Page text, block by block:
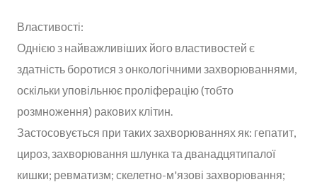
Властивості:
Однією з найважливіших його властивостей є
здатність боротися з онкологічними захворюваннями,
оскільки уповільнює проліферацію (тобто
розмноження) ракових клітин.
Застосовується при таких захворюваннях як: гепатит,
цироз, захворювання шлунка та дванадцятипалої
кишки; ревматизм; скелетно-м'язові захворювання;